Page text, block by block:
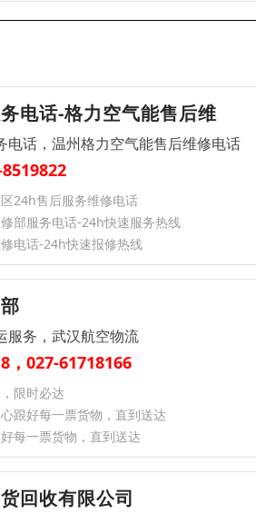
电话-格力空气能售后维
电话，温州格力空气能售后维修电话
24h售后服务维修电话
部服务电话-24h快速服务热线
电话-24h快速报修热线
服务，武汉航空物流
，027-61718166
限时必达
跟好每一票货物，直到送达
每一票货物，直到送达
回收有限公司